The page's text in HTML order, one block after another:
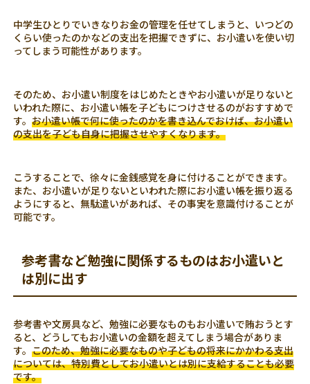
中学生ひとりでいきなりお金の管理を任せてしまうと、いつどの
くらい使ったのかなどの支出を把握できずに、お小遣いを使い切
ってしまう可能性があります。
そのため、お小遣い制度をはじめたときやお小遣いが足りないと
いわれた際に、お小遣い帳を子どもにつけさせるのがおすすめで
す。お小遣い帳で何に使ったのかを書き込んでおけば、お小遣い
の支出を子ども自身に把握させやすくなります。
こうすることで、徐々に金銭感覚を身に付けることができます。
また、お小遣いが足りないといわれた際にお小遣い帳を振り返る
ようにすると、無駄遣いがあれば、その事実を意識付けることが
可能です。
参考書など勉強に関係するものはお小遣いと
は別に出す
参考書や文房具など、勉強に必要なものもお小遣いで賄おうとす
ると、どうしてもお小遣いの金額を超えてしまう場合がありま
す。このため、勉強に必要なものや子どもの将来にかかわる支出
については、特別費としてお小遣いとは別に支給することも必要
です。